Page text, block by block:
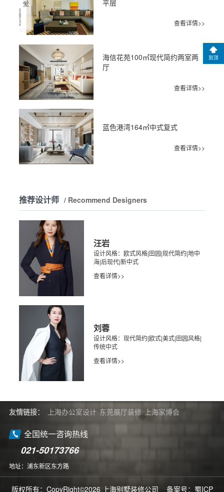
平层
查看详情>>
海信花苑100㎡现代简约两室两
厅
查看详情>>
蓝色港湾164㎡中式复式
查看详情>>
推荐设计师 / Recommend Designers
汪岩
设计风格：欧式风格|田园|现代简约|地中
海|后现代|新中式
查看详情>>
刘蓉
设计风格：现代简约|欧式|美式|田园风格|
传统中式
查看详情>>
友情链接： 上海办公室设计 东莞展厅装修 上海家博会
全国统一咨询热线
021-50173766
地址：浦东新区东方路
版权所有：CopyRight©2026 上海别墅装修公司 备案号： 蜀ICP
到顶